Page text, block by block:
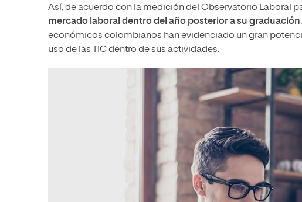
Así, de acuerdo con la medición del Observatorio Laboral
mercado laboral dentro del año posterior a su graduación
económicos colombianos han evidenciado un gran
uso de las TIC dentro de sus actividades.